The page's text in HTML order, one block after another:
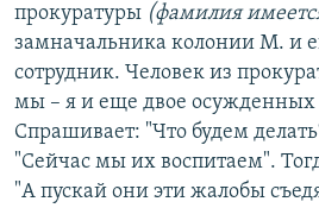
прокуратуры (фамилия
замначальника колонии М. и
сотрудник. Человек из
мы – я и еще двое
Спрашивает: "Что будем
"Сейчас мы их воспитаем".
"А пускай они эти жалобы